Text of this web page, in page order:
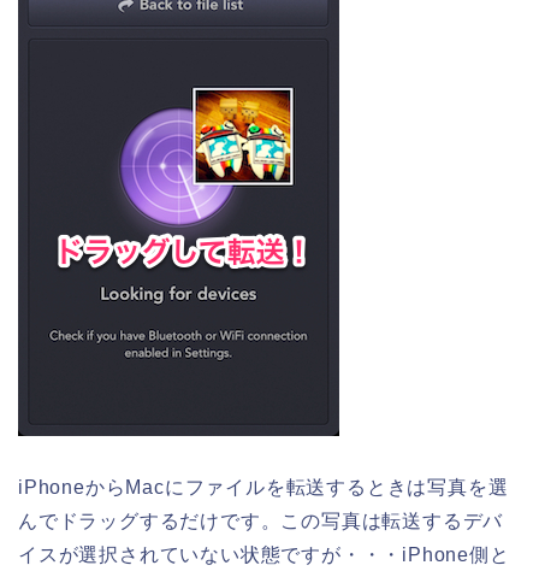
iPhoneからMacにファイルを転送するときは写真を選
んでドラッグするだけです。この写真は転送するデバ
イスが選択されていない状態ですが・・・iPhone側と